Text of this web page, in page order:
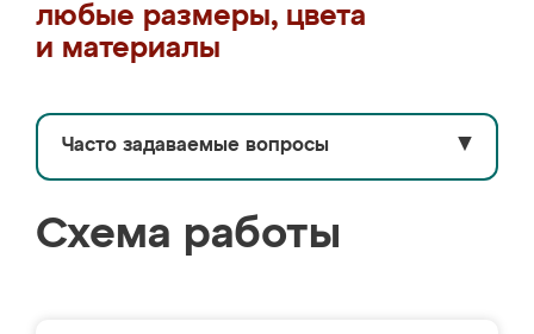
любые размеры, цвета
и материалы
Часто задаваемые вопросы ▼
Схема работы